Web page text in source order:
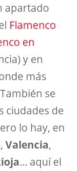
apartado
Flamenco
en
y en
más
se
ciudades de
lo hay, en
, Valencia,
… aquí el